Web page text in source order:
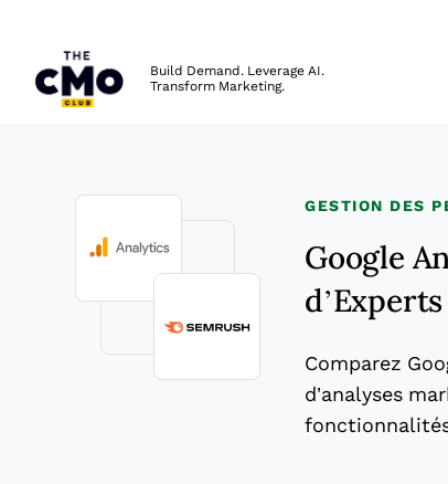
Build Demand. Leverage AI.
Transform Marketing.
GESTION DES
Google
Comparez
d’analyses